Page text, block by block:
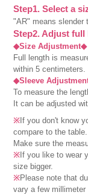
Step1. Select a
"AR" means slender
Step2. Adjust full
◆Size Adjustment◆
Full length is
within 5 centimeters.
◆Sleeve
To measure the
It can be adjusted
※If you don't know
compare to the table.
Make sure the
※If you like to wear
size bigger.
※Please note that
vary a few millimeter